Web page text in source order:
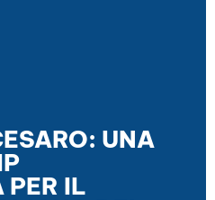
UNA
PER IL